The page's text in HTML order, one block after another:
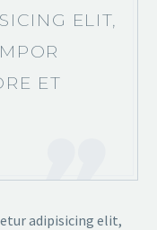
ELIT,
ET
adipisicing elit,